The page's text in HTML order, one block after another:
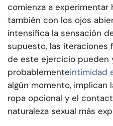
comienza a
también con los ojos
intensifica la sensación
supuesto, las iteraciones
de este ejercicio pueden
probablementeintimidad
algún momento, implican
ropa opcional y el
naturaleza sexual más